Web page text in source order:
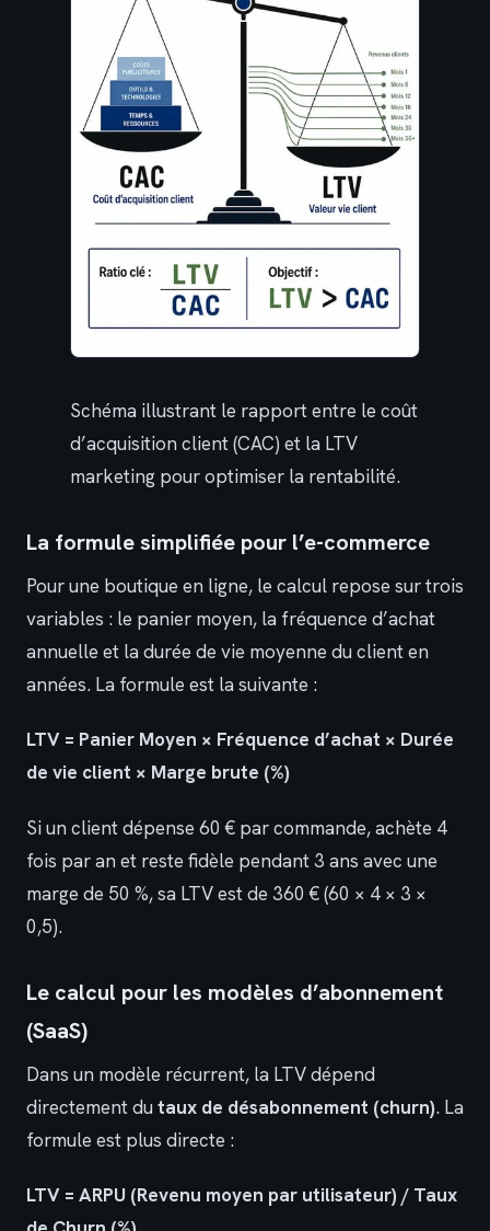
Schéma illustrant le rapport entre le coût
d’acquisition client (CAC) et la LTV
marketing pour optimiser la rentabilité.
La formule simplifiée pour l’e-commerce
Pour une boutique en ligne, le calcul repose sur trois
variables : le panier moyen, la fréquence d’achat
annuelle et la durée de vie moyenne du client en
années. La formule est la suivante :
LTV = Panier Moyen × Fréquence d’achat × Durée
de vie client × Marge brute (%)
Si un client dépense 60 € par commande, achète 4
fois par an et reste fidèle pendant 3 ans avec une
marge de 50 %, sa LTV est de 360 € (60 × 4 × 3 ×
0,5).
Le calcul pour les modèles d’abonnement
(SaaS)
Dans un modèle récurrent, la LTV dépend
directement dutaux de désabonnement (churn). La
formule est plus directe :
LTV = ARPU (Revenu moyen par utilisateur) / Taux